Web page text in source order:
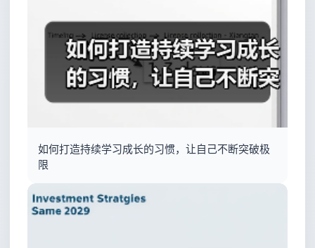
如何打造持续学习成长的习惯，让自己不断突破极
限